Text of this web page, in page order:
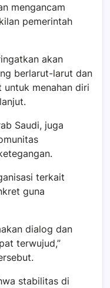
mengancam
pemerintah
akan
berlarut-larut dan
untuk menahan diri
Saudi, juga
terkait
guna
dialog dan
terwujud,”
stabilitas di